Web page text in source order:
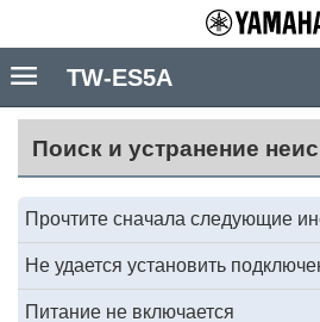
Поиск и устранение
Прочтите сначала следующие
Не удается установить
Питание не включается
TW-ES5A